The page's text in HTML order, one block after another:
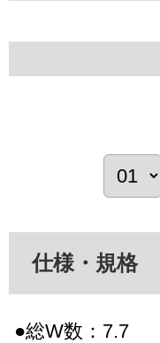
仕様・規格
●総W数：7.7